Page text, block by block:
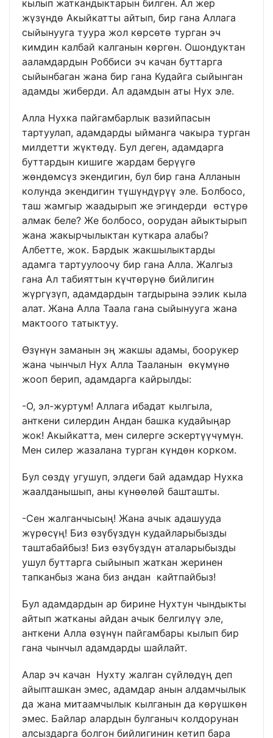
кылып жаткандыктарын билген. Ал жер
жүзүндө Акыйкатты айтып, бир гана Аллага
сыйынууга туура жол көрсөтө турган эч
кимдин калбай калганын көргөн. Ошондуктан
ааламдардын Роббиси эч качан буттарга
сыйынбаган жана бир гана Кудайга сыйынган
адамды жиберди. Ал адамдын аты Нух эле.
Алла Нухка пайгамбарлык вазийпасын
тартуулап, адамдарды ыйманга чакыра турган
милдетти жүктөдү. Бул деген, адамдарга
буттардын кишиге жардам берүүгө
жөндөмсүз экендигин, бул бир гана Алланын
колунда экендигин түшүндүрүү эле. Болбосо,
таш жамгыр жаадырып же эгиндерди өстүрө
алмак беле? Же болбосо, оорудан айыктырып
жана жакырчылыктан куткара алабы?
Албетте, жок. Бардык жакшылыктарды
адамга тартуулоочу бир гана Алла. Жалгыз
гана Ал табияттын күчтөрүнө бийлигин
жүргүзүп, адамдардын тагдырына ээлик кыла
алат. Жана Алла Таала гана сыйынууга жана
мактоого татыктуу.
Өзүнүн заманын эң жакшы адамы, боорукер
жана чынчыл Нух Алла Тааланын өкүмүнө
жооп берип, адамдарга кайрылды:
-О, эл-журтум! Аллага ибадат кылгыла,
анткени силердин Андан башка кудайыңар
жок! Акыйкатта, мен силерге эскертүүчүмүн.
Мен силер жазалана турган күндөн корком.
Бул сөздү угушуп, элдеги бай адамдар Нухка
жаалданышып, аны күнөөлөй башташты.
-Сен жалганчысың! Жана ачык адашууда
жүрөсүң! Биз өзүбүздүн кудайларыбызды
таштабайбыз! Биз өзүбүздүн аталарыбызды
ушул буттарга сыйынып жаткан жеринен
тапканбыз жана биз андан кайтпайбыз!
Бул адамдардын ар бирине Нухтун чындыкты
айтып жатканы айдан ачык белгилүү эле,
анткени Алла өзүнүн пайгамбары кылып бир
гана чынчыл адамдарды шайлайт.
Алар эч качан Нухту жалган сүйлөдүң деп
айыпташкан эмес, адамдар анын алдамчылык
да жана митаамчылык кылганын да көрүшкөн
эмес. Байлар алардын булганыч колдорунан
алсыздарга болгон бийлигинин кетип бара